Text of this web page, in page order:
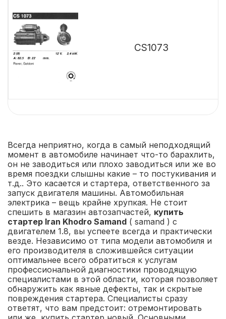
CS1073
Всегда неприятно, когда в самый неподходящий
момент в автомобиле начинает что-то барахлить,
он не заводиться или плохо заводиться или же во
время поездки слышны какие – то постукивания и
т.д.. Это касается и стартера, ответственного за
запуск двигателя машины. Автомобильная
электрика – вещь крайне хрупкая. Не стоит
спешить в магазин автозапчастей, купить
стартер Iran Khodro Samand ( samand ) с
двигателем 1.8, вы успеете всегда и практически
везде. Независимо от типа модели автомобиля и
его производителя в сложившейся ситуации
оптимальнее всего обратиться к услугам
профессиональной диагностики проводящую
специалистами в этой области, которая позволяет
обнаружить как явные дефекты, так и скрытые
повреждения стартера. Специалисты сразу
ответят, что вам предстоит: отремонтировать